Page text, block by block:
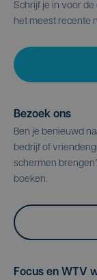
Schrijf je in voor
het meest recente
Bezoek ons
Ben je benieuwd
bedrijf of
schermen
boeken.
Focus en WTV